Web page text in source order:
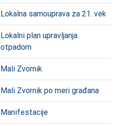
Lokalna samouprava za 21. vek
Lokalni plan upravljanja
otpadom
Mali Zvornik
Mali Zvornik po meri građana
Manifestacije